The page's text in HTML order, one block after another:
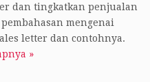
dan tingkatkan penjualan
mengenai
letter dan contohnya.
»